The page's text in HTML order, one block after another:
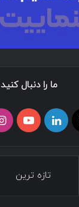
ما را دنبال کنید
تازه ترین